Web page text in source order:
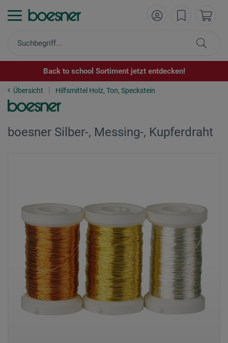
Back to school Sortiment jetzt entdecken!
Übersicht Hilfsmittel Holz, Ton, Speckstein
boesner Silber-, Messing-, Kupferdraht